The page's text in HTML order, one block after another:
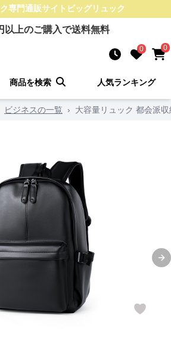
専門通販サイト ビッグリュック
以上のご購入で送料無料
0 0
商品を検索 人気ランキング
ビジネスの一覧 › 大容量リュック 都会派